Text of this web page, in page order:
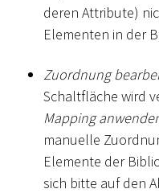
deren Attribute)
Elementen in der
Zuordnung
Schaltfläche wird
Mapping
manuelle
Elemente der
sich bitte auf den